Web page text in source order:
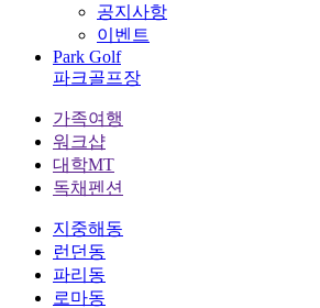
공지사항
이벤트
Park Golf
파크골프장
가족여행
워크샵
대학MT
독채펜션
지중해동
런던동
파리동
로마동